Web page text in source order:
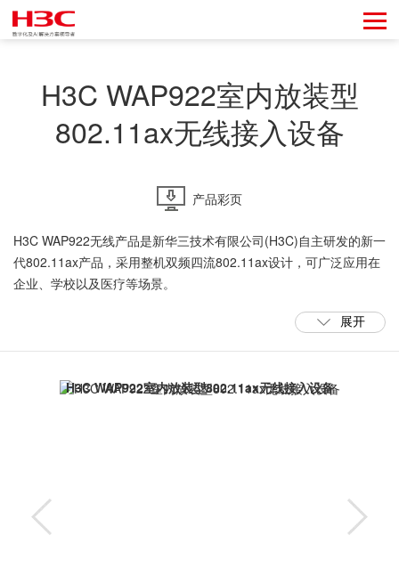
H3C WAP922室内放装型
802.11ax无线接入设备
产品彩页
H3C WAP922无线产品是新华三技术有限公司(H3C)自主研发的新一
代802.11ax产品， 采用整机双频四流802.11ax设计，可广泛应用在
企业、学校以及医疗等场景。
WAP922内置智能天线，支持双频段接入，外型小巧美观，安装方式
展开
H3C WAP922室内放装型802.11ax无线接入设备